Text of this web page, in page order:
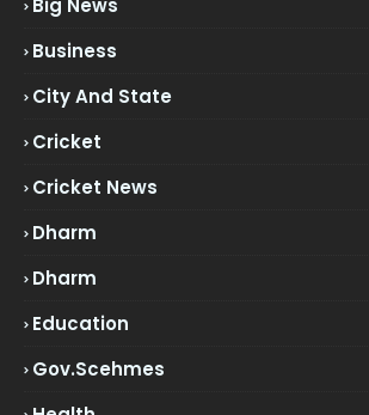
Big News
Business
City And State
Cricket
Cricket News
Dharm
Dharm
Education
Gov.scehmes